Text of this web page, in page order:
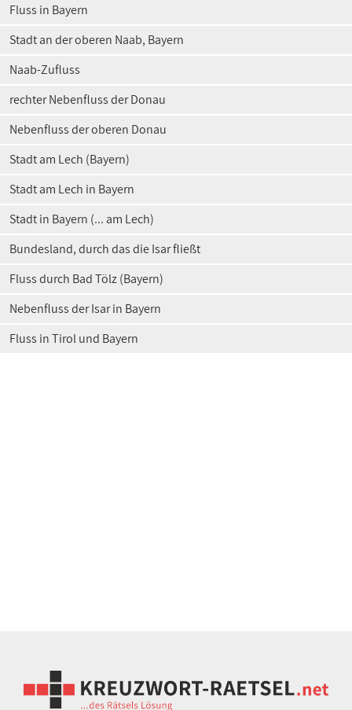
Fluss in Bayern
Stadt an der oberen Naab, Bayern
Naab-Zufluss
rechter Nebenfluss der Donau
Nebenfluss der oberen Donau
Stadt am Lech (Bayern)
Stadt am Lech in Bayern
Stadt in Bayern (... am Lech)
Bundesland, durch das die Isar fließt
Fluss durch Bad Tölz (Bayern)
Nebenfluss der Isar in Bayern
Fluss in Tirol und Bayern